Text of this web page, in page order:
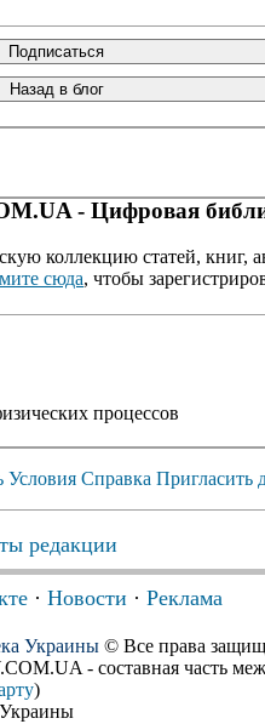
Подписаться
Назад в блог
- Цифровая
коллекцию статей, книг,
сюда, чтобы
процессов
Условия Справка Пригласить
редакции
· Новости · Реклама
Украины © Все права
- составная часть
)